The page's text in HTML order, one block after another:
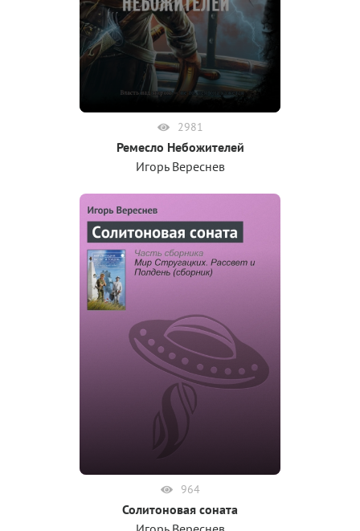
2981
Ремесло Небожителей
Игорь Вереснев
964
Солитоновая соната